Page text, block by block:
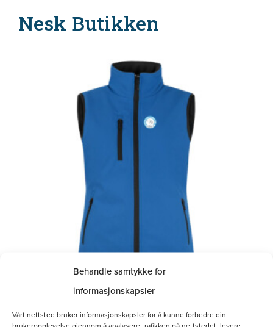
Behandle samtykke for
informasjonskapsler
Vårt nettsted bruker informasjonskapsler for å kunne forbedre din
Nesk Butikken
Softshellvest Dame
Alternativene
produktsiden